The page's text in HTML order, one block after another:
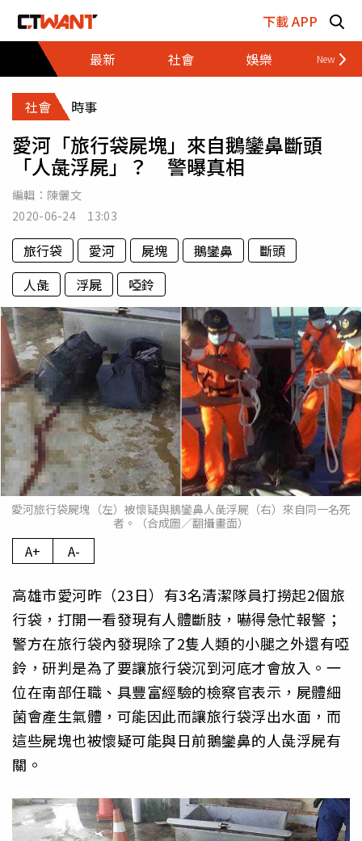
下載 APP
最新
社會 娛樂 財經
社會 時事
愛河「旅行袋屍塊」來自鵝鑾鼻斷頭
「人彘浮屍」？ 警曝真相
編輯： 陳儷文
2020-06-24 13:03
旅行袋 愛河 屍塊 鵝鑾鼻
斷頭
人彘
浮屍 啞鈴
愛河旅行袋屍塊（左）被懷疑與鵝鑾鼻人彘浮屍（右）來自同一名死
者。（合成圖／翻攝畫面）
A+ A-
高雄市愛河昨（23日）有3名清潔隊員打撈起2個旅
行袋，打開一看發現有人體斷肢，嚇得急忙報警；
警方在旅行袋內發現除了2隻人類的小腿之外還有啞
鈴，研判是為了要讓旅行袋沉到河底才會放入。一
位在南部任職、具豐富經驗的檢察官表示，屍體細
菌會產生氣體，可能因此而讓旅行袋浮出水面，而
這些屍塊也被懷疑可能與日前鵝鑾鼻的人彘浮屍有
關。